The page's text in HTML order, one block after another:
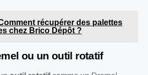
récupérer des palettes
chez Brico Dépôt ?
ou un outil rotatif